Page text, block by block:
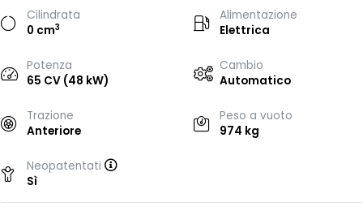
Cilindrata
0 cm3
Alimentazione
Elettrica
Potenza
65 CV (48 kW)
Cambio
Automatico
Trazione
Anteriore
Peso a vuoto
974 kg
Neopatentati
Sì